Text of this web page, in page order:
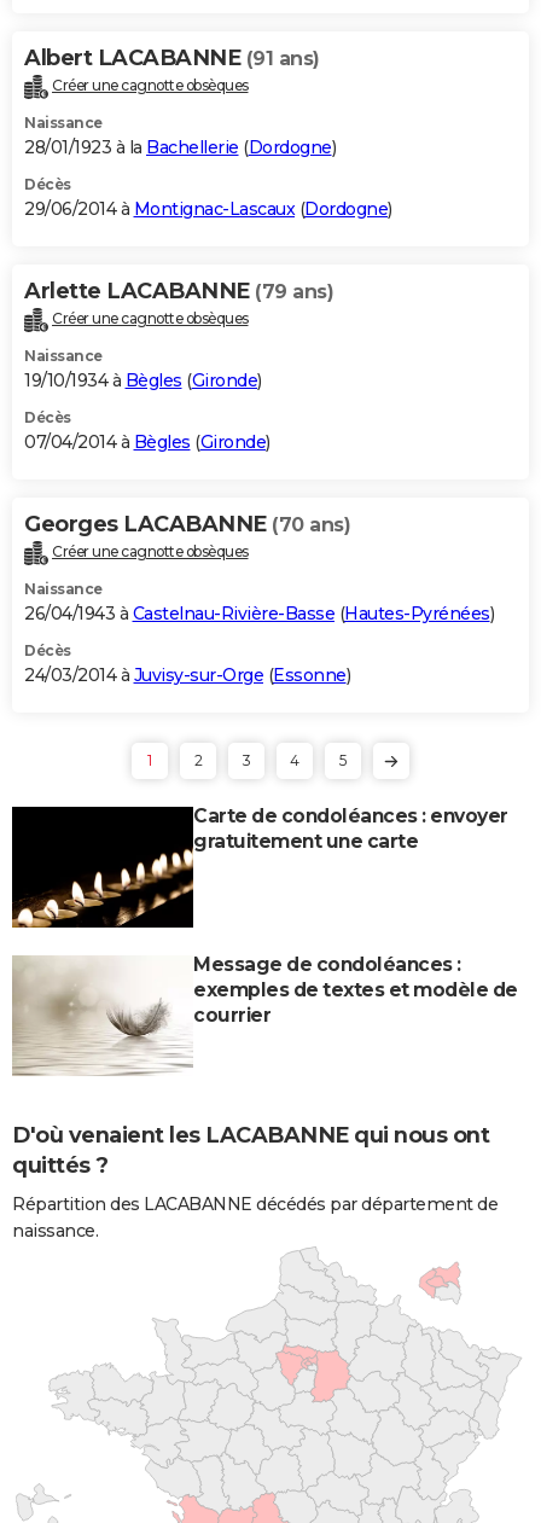
Albert LACABANNE (91 ans)
Créer une cagnotte obsèques
Naissance
28/01/1923 à la Bachellerie (Dordogne)
Décès
29/06/2014 à Montignac-Lascaux(Dordogne)
Arlette LACABANNE (79 ans)
Créer une cagnotte obsèques
Naissance
19/10/1934 à Bègles (Gironde)
Décès
07/04/2014 à Bègles (Gironde)
Georges LACABANNE (70 ans)
Créer une cagnotte obsèques
Naissance
26/04/1943 à Castelnau-Rivière-Basse (Hautes-Pyrénées)
Décès
24/03/2014 à Juvisy-sur-Orge (Essonne)
1 2 3 4 5
Carte de condoléances : envoyer
gratuitement une carte
Message de condoléances :
exemples de textes et modèle de
courrier
D'où venaient les LACABANNE qui nous ont
quittés ?
Répartition des LACABANNE décédés par département de
naissance.